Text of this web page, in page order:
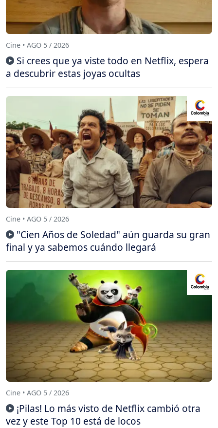
Cine • AGO 5 / 2026
Si crees que ya viste todo en Netflix, espera
a descubrir estas joyas ocultas
Cine • AGO 5 / 2026
"Cien Años de Soledad" aún guarda su gran
final y ya sabemos cuándo llegará
Cine • AGO 5 / 2026
¡Pilas! Lo más visto de Netflix cambió otra
vez y este Top 10 está de locos